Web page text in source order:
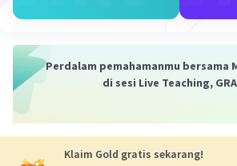
menghitung konsentrasi ion H+.
menggantikan nilai Ka dan
CH3COOH ke dalam rumus, kita
konsentrasi ion H+.
log[H+]. Dengan menggantikan nilai
Perdalam pemahamanmu bersama
di sesi Live Teaching,
Klaim Gold gratis sekarang!